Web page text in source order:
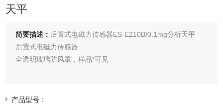
天平
简要描述： 后置式电磁力传感器ES-E210B/0.1mg分析天平
后置式电磁力传感器
全透明玻璃防风罩，样品*可见
间的通讯
产品型号：